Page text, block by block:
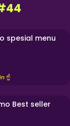
spesial menu
☝️
Best seller